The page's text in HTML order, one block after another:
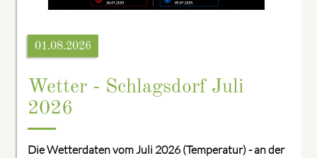
Wetter - Schlagsdorf Juli
2026
01.08.2026
Die Wetterdaten vom Juli 2026 (Temperatur) - an der